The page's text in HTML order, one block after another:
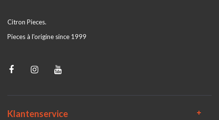
Citron Pieces.
Pieces à l'origine since 1999
Klantenservice